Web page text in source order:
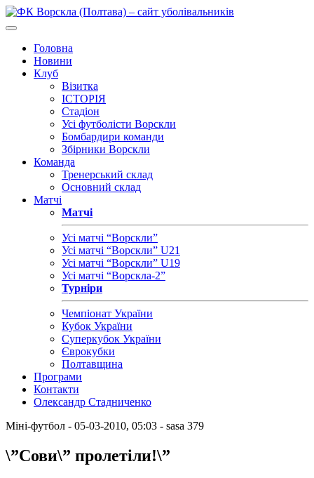
Головна
Новини
Клуб
Візитка
ІСТОРІЯ
Стадіон
Усі футболісти Ворскли
Бомбардири команди
Збірники Ворскли
Команда
Тренерський склад
Основний склад
Матчі
Матчі
Усі матчі “Ворскли”
Усі матчі “Ворскли” U21
Усі матчі “Ворскли” U19
Усі матчі “Ворскла-2”
Турніри
Чемпіонат України
Кубок України
Суперкубок України
Єврокубки
Полтавщина
Програми
Контакти
Олександр Стадниченко
Міні-футбол - 05-03-2010, 05:03 - sasa 379
\”Сови\” пролетіли!\”